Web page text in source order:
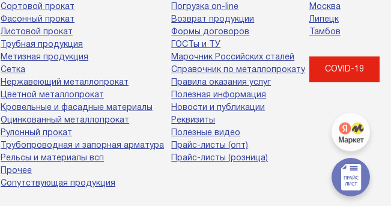
Сортовой прокат
Фасонный прокат
Листовой прокат
Трубная продукция
Метизная продукция
Сетка
Нержавеющий металлопрокат
Цветной металлопрокат
Кровельные и фасадные материалы
Оцинкованный металлопрокат
Рулонный прокат
Трубопроводная и запорная арматура
Рельсы и материалы всп
Прочее
Сопутствующая продукция
Погрузка on-line
Возврат продукции
Формы договоров
ГОСТы и ТУ
Марочник Российских сталей
Справочник по металлопрокату
Правила оказания услуг
Полезная информация
Новости и публикации
Реквизиты
Полезные видео
Прайс-листы (опт)
Прайс-листы (розница)
Москва
Липецк
Тамбов
COVID-19